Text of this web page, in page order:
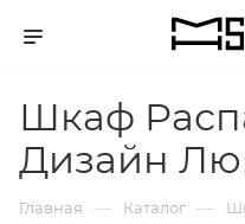
Шкаф
Дизайн
Главная — Каталог —